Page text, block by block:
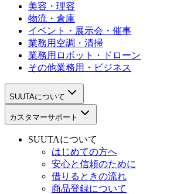
美容・理容
物流・倉庫
イベント・展示会・催事
業務用空調・清掃
業務用ロボット・ドローン
その他業務用・ビジネス
SUUTAについて
カスタマーサポート
SUUTAについて
はじめての方へ
安心と信頼のために
借りるときの流れ
商品登録について